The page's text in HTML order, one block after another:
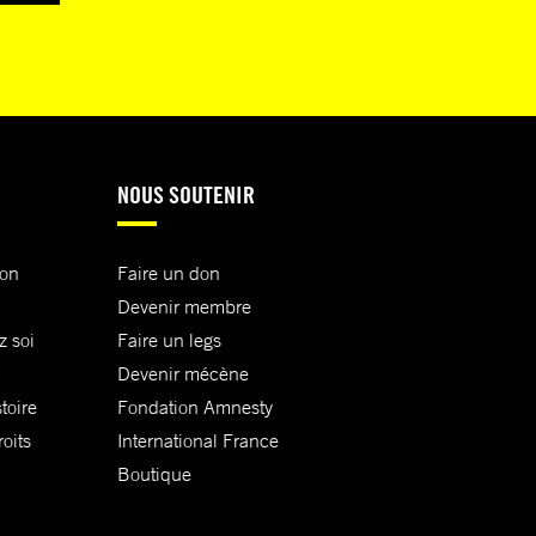
soi
NOUS SOUTENIR
Faire un don
Devenir membre
Faire un legs
Devenir mécène
Fondation Amnesty
International France
Boutique